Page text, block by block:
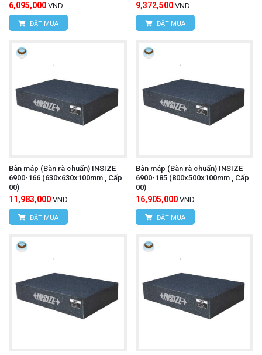
6,095,000 VND
ĐẶT MUA
9,372,500 VND
ĐẶT MUA
Bàn máp (Bàn rà chuẩn) INSIZE
6900-166 (630x630x100mm , Cấp
00)
11,983,000 VND
ĐẶT MUA
Bàn máp (Bàn rà chuẩn) INSIZE
6900-185 (800x500x100mm , Cấp
00)
16,905,000 VND
ĐẶT MUA